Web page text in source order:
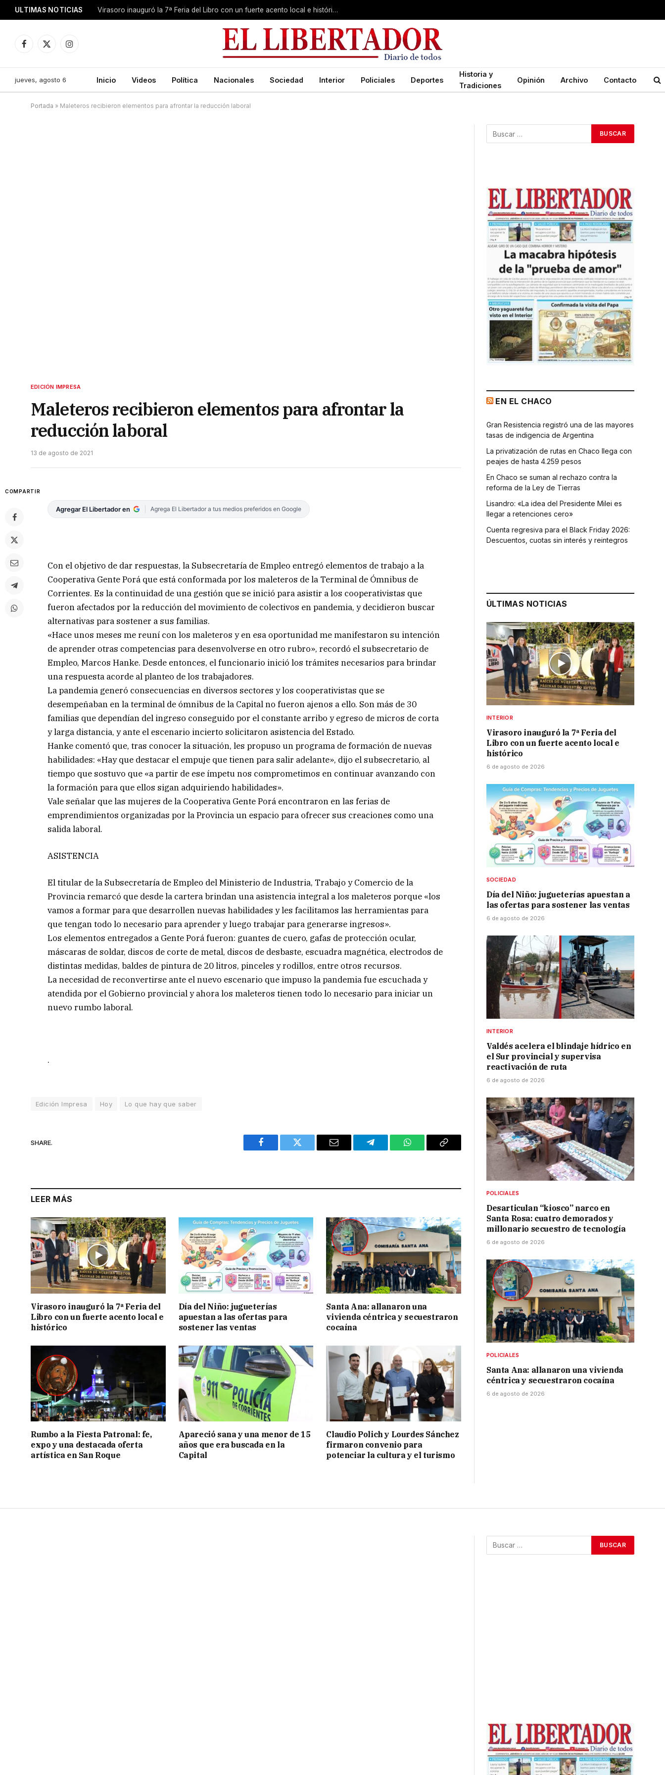
ULTIMAS NOTICIAS Virasoro inauguró la 7ª Feria del Libro con un fuerte acento local e histórico
Facebook
X
Instagram
jueves, agosto 6 Inicio Videos Política Nacionales Sociedad Interior Policiales Deportes
Historia y
Tradiciones
Opinión Archivo Contacto
Portada » Maleteros recibieron elementos para afrontar la reducción laboral
EDICIÓN IMPRESA
Maleteros recibieron elementos para afrontar la
reducción laboral
13 de agosto de 2021
COMPARTIR
Agregar El Libertador en Agrega El Libertador a tus medios preferidos en Google
Con el objetivo de dar respuestas, la Subsecretaría de Empleo entregó elementos de trabajo a la
Cooperativa Gente Porá que está conformada por los maleteros de la Terminal de Ómnibus de
Corrientes. Es la continuidad de una gestión que se inició para asistir a los cooperativistas que
fueron afectados por la reducción del movimiento de colectivos en pandemia, y decidieron buscar
alternativas para sostener a sus familias.
«Hace unos meses me reuní con los maleteros y en esa oportunidad me manifestaron su intención
de aprender otras competencias para desenvolverse en otro rubro», recordó el subsecretario de
Empleo, Marcos Hanke. Desde entonces, el funcionario inició los trámites necesarios para brindar
una respuesta acorde al planteo de los trabajadores.
La pandemia generó consecuencias en diversos sectores y los cooperativistas que se
desempeñaban en la terminal de ómnibus de la Capital no fueron ajenos a ello. Son más de 30
familias que dependían del ingreso conseguido por el constante arribo y egreso de micros de corta
y larga distancia, y ante el escenario incierto solicitaron asistencia del Estado.
Hanke comentó que, tras conocer la situación, les propuso un programa de formación de nuevas
habilidades: «Hay que destacar el empuje que tienen para salir adelante», dijo el subsecretario, al
tiempo que sostuvo que «a partir de ese ímpetu nos comprometimos en continuar avanzando con
la formación para que ellos sigan adquiriendo habilidades».
Vale señalar que las mujeres de la Cooperativa Gente Porá encontraron en las ferias de
emprendimientos organizadas por la Provincia un espacio para ofrecer sus creaciones como una
salida laboral.
ASISTENCIA
El titular de la Subsecretaría de Empleo del Ministerio de Industria, Trabajo y Comercio de la
Provincia remarcó que desde la cartera brindan una asistencia integral a los maleteros porque «los
vamos a formar para que desarrollen nuevas habilidades y les facilitamos las herramientas para
que tengan todo lo necesario para aprender y luego trabajar para generarse ingresos».
Los elementos entregados a Gente Porá fueron: guantes de cuero, gafas de protección ocular,
máscaras de soldar, discos de corte de metal, discos de desbaste, escuadra magnética, electrodos de
distintas medidas, baldes de pintura de 20 litros, pinceles y rodillos, entre otros recursos.
La necesidad de reconvertirse ante el nuevo escenario que impuso la pandemia fue escuchada y
atendida por el Gobierno provincial y ahora los maleteros tienen todo lo necesario para iniciar un
nuevo rumbo laboral.
.
Edición Impresa Hoy Lo que hay que saber
SHARE.
Facebook Twitter Email Telegram WhatsAppCopy
LEER MÁS
Virasoro inauguró la 7ª Feria del
Libro con un fuerte acento local e
histórico
Día del Niño: jugueterías
apuestan a las ofertas para
sostener las ventas
Santa Ana: allanaron una
vivienda céntrica y secuestraron
cocaína
Rumbo a la Fiesta Patronal: fe,
expo y una destacada oferta
artística en San Roque
Apareció sana y una menor de 15
años que era buscada en la
Capital
Claudio Polich y Lourdes Sánchez
firmaron convenio para
potenciar la cultura y el turismo
EN EL CHACO
Gran Resistencia registró una de las mayores
tasas de indigencia de Argentina
La privatización de rutas en Chaco llega con
peajes de hasta 4.259 pesos
En Chaco se suman al rechazo contra la
reforma de la Ley de Tierras
Lisandro: «La idea del Presidente Milei es
llegar a retenciones cero»
Cuenta regresiva para el Black Friday 2026:
Descuentos, cuotas sin interés y reintegros
ÚLTIMAS NOTICIAS
INTERIOR
Virasoro inauguró la 7ª Feria del
Libro con un fuerte acento local e
histórico
6 de agosto de 2026
SOCIEDAD
Día del Niño: jugueterías apuestan a
las ofertas para sostener las ventas
6 de agosto de 2026
INTERIOR
Valdés acelera el blindaje hídrico en
el Sur provincial y supervisa
reactivación de ruta
6 de agosto de 2026
POLICIALES
Desarticulan “kiosco” narco en
Santa Rosa: cuatro demorados y
millonario secuestro de tecnología
6 de agosto de 2026
POLICIALES
Santa Ana: allanaron una vivienda
céntrica y secuestraron cocaína
6 de agosto de 2026